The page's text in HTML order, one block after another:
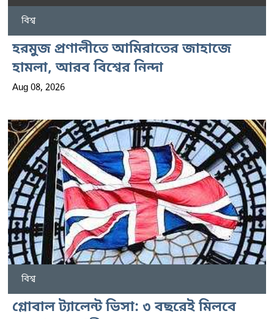
বিশ্ব
হরমুজ প্রণালীতে আমিরাতের জাহাজে
হামলা, আরব বিশ্বের নিন্দা
Aug 08, 2026
বিশ্ব
গ্লোবাল ট্যালেন্ট ভিসা: ৩ বছরেই মিলবে